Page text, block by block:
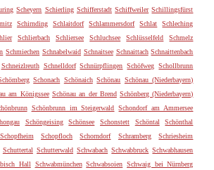
Scheyern Schierling Schifferstadt Schiffweiler Schillingsfürst
Schirnding Schlaitdorf Schlammersdorf Schlat
Schleching
Schlierbach Schliersee Schluchsee Schlüsselfeld
Schmelz
Schmiechen Schnabelwaid Schnaitsee Schnaittach Schnaittenbach
Schneizlreuth Schnelldorf Schnürpflingen Schöfweg Schollbrunn
Schonach Schönaich Schönau Schönau (Niederbayern)
am Königssee Schönau an der Brend Schönberg (Niederbayern)
Schönbrunn im Steigerwald Schondorf am Ammersee
Schöngeising Schönsee Schonstett Schöntal
Schönthal
Schopfheim Schopfloch Schorndorf Schramberg
Schriesheim
Schuttertal Schutterwald Schwabach Schwabbruck Schwabhausen
Hall Schwabmünchen Schwabsoien Schwaig bei Nürnberg